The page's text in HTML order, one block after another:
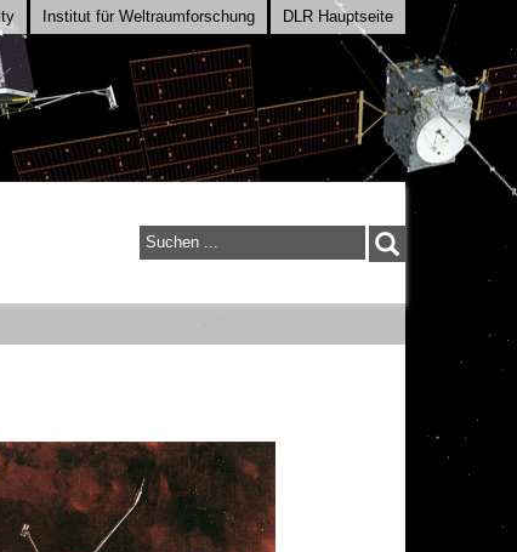
Suchen
Institut für Weltraumforschung DLR Hauptseite